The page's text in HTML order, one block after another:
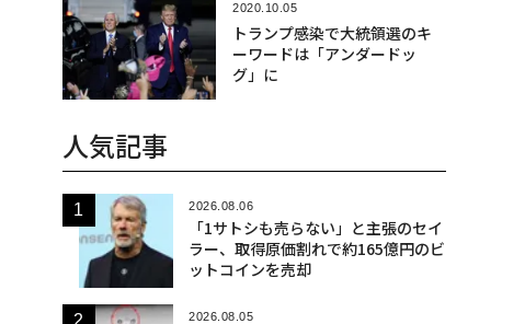
2020.10.05
トランプ感染で大統領選のキ
ーワードは「アンダードッ
グ」に
人気記事
2026.08.06
「1サトシも売らない」と主張のセイ
ラー、取得原価割れで約165億円のビ
ットコインを売却
2026.08.05